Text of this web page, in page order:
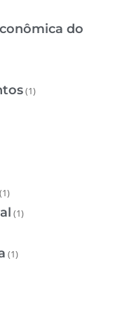
do
(1)
(1)
(1)
(1)